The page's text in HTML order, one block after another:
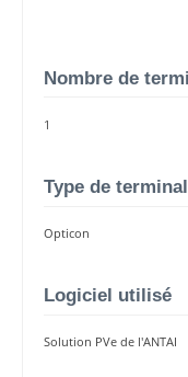
Nombre de
1
Type de
Opticon
Logiciel utilisé
Solution PVe de l'ANTAI